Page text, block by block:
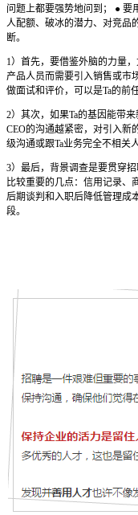
问题上都要强势地问到； ● 要
人配额、破冰的潜力、对竞品
断。
1）首先，要借鉴外脑的力量
产品人员而需要引入销售或市
做面试和评价，可以是Ta的前
2）其次，如果Ta的基因能带
CEO的沟通越紧密，对引入新
级沟通或跟Ta业务完全不相关
3）最后，背景调查是要贯穿
比较重要的几点：信用记录、
后期谈判和入职后降低管理成
段。